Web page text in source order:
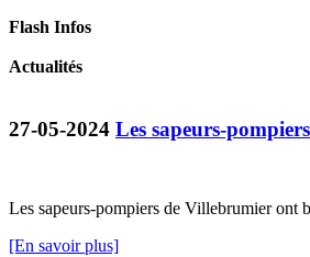
Flash Infos
Actualités
27-05-2024 Les sapeurs-
Les sapeurs-pompiers de Villebrumier ont
[En savoir plus]